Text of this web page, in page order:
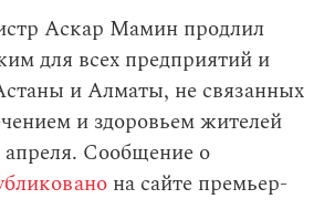
Аскар Мамин продлил
для всех предприятий и
и Алматы, не связанных
и здоровьем жителей
апреля. Сообщение о
на сайте премьер-